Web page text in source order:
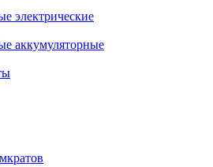
электрические
аккумуляторные